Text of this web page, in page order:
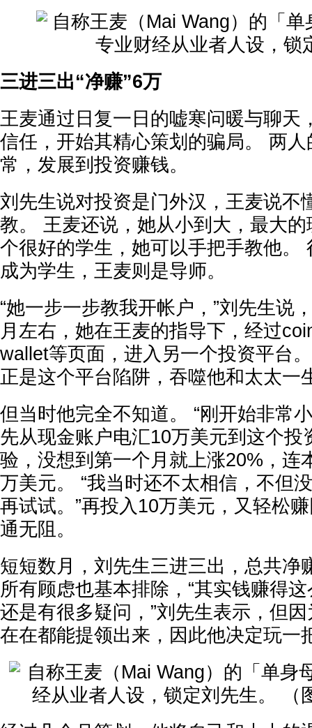
三进三出“净赚”6万
王麦通过日复一日的嘘寒问暖与聊天
信任，开始其精心策划的骗局。 两
常，发展到投资赚钱。
刘先生说对投资是门外汉，王麦说不
教。 王麦还说，她从小到大，最大
个很好的学生，她可以手把手教他。
成为学生，王麦则是导师。
“她一步一步教我开帐户，”刘先生说
月左右，她在王麦的指导下，经过
wallet等页面，进入另一个投资平台
正是这个平台陷阱，吞噬他和太太一
但当时他完全不知道。 “刚开始非常
先从现金账户电汇10万美元到这个投
验，没想到第一个月就上涨20%，连
万美元。 “我当时还不太相信，不但
再试试。”再投入10万美元，又轻松
通无阻。
短短数月，刘先生三进三出，总共净
所有顾虑也基本排除，“其实钱赚得
还是有很多疑问，”刘先生表示，但
在在都能提领出来，因此他决定玩一